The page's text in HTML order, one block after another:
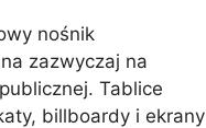
nośnik
zazwyczaj na
Tablice
billboardy i ekrany